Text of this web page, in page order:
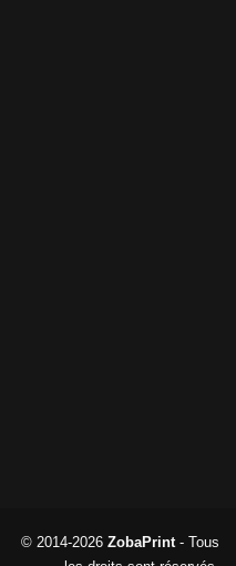
© 2014-2026 ZobaPrint- Tous